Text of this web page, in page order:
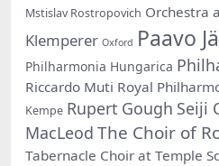
Mstislav Rostropovich Orchestra
Klemperer Oxford Paavo
Philharmonia Hungarica
Riccardo Muti Royal
Kempe Rupert Gough Seiji
MacLeod The Choir of
Tabernacle Choir at Temple